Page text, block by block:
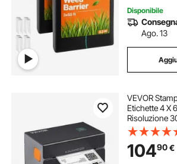
Disponibile
Ago. 13
VEVOR
Etichette 4 X
Risoluzione
USB /
Termica 150
IOS/Android/
OS/Linux/
10490€